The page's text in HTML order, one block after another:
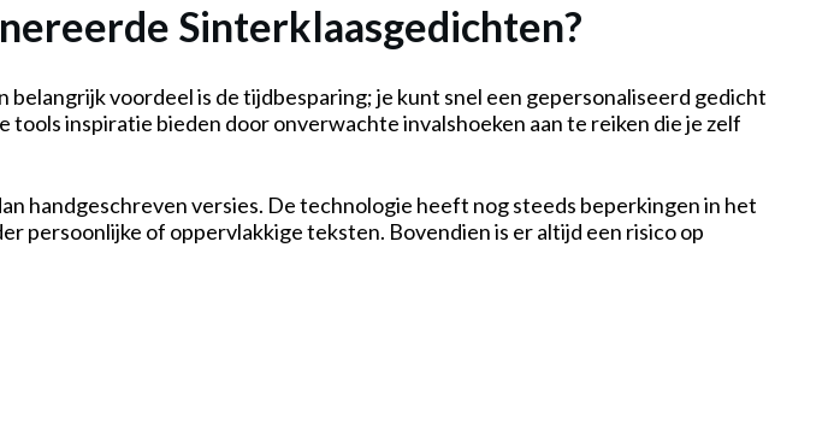
Sinterklaasgedichten?
voordeel is de tijdbesparing; je kunt snel een gepersonaliseerd gedicht
inspiratie bieden door onverwachte invalshoeken aan te reiken die je zelf
handgeschreven versies. De technologie heeft nog steeds beperkingen in het
persoonlijke of oppervlakkige teksten. Bovendien is er altijd een risico op